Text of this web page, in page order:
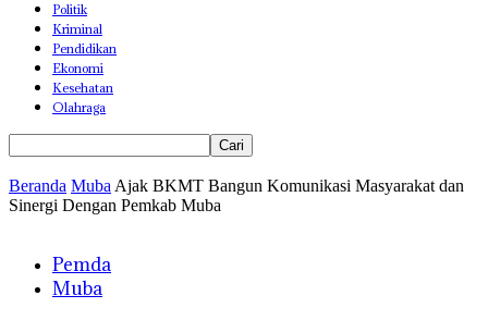
Politik
Kriminal
Pendidikan
Ekonomi
Kesehatan
Olahraga
Beranda Muba Ajak BKMT Bangun Komunikasi Masyarakat dan
Sinergi Dengan Pemkab Muba
Pemda
Muba